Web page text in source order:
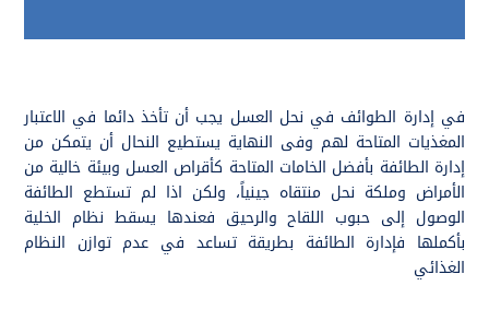
في إدارة الطوائف في نحل العسل يجب أن تأخذ دائما في الاعتبار
المغذيات المتاحة لهم وفى النهاية يستطيع النحال أن يتمكن من
إدارة الطائفة بأفضل الخامات المتاحة كأقراص العسل وبيئة خالية من
الأمراض وملكة نحل منتقاه جينياً، ولكن اذا لم تستطع الطائفة
الوصول إلى حبوب اللقاح والرحيق فعندها يسقط نظام الخلية
بأكملها فإدارة الطائفة بطريقة تساعد في عدم توازن النظام
الغذائي